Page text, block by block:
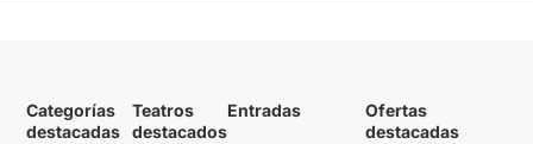
Categorías
destacadas
Teatros
destacados
Entradas
Ofertas
destacadas